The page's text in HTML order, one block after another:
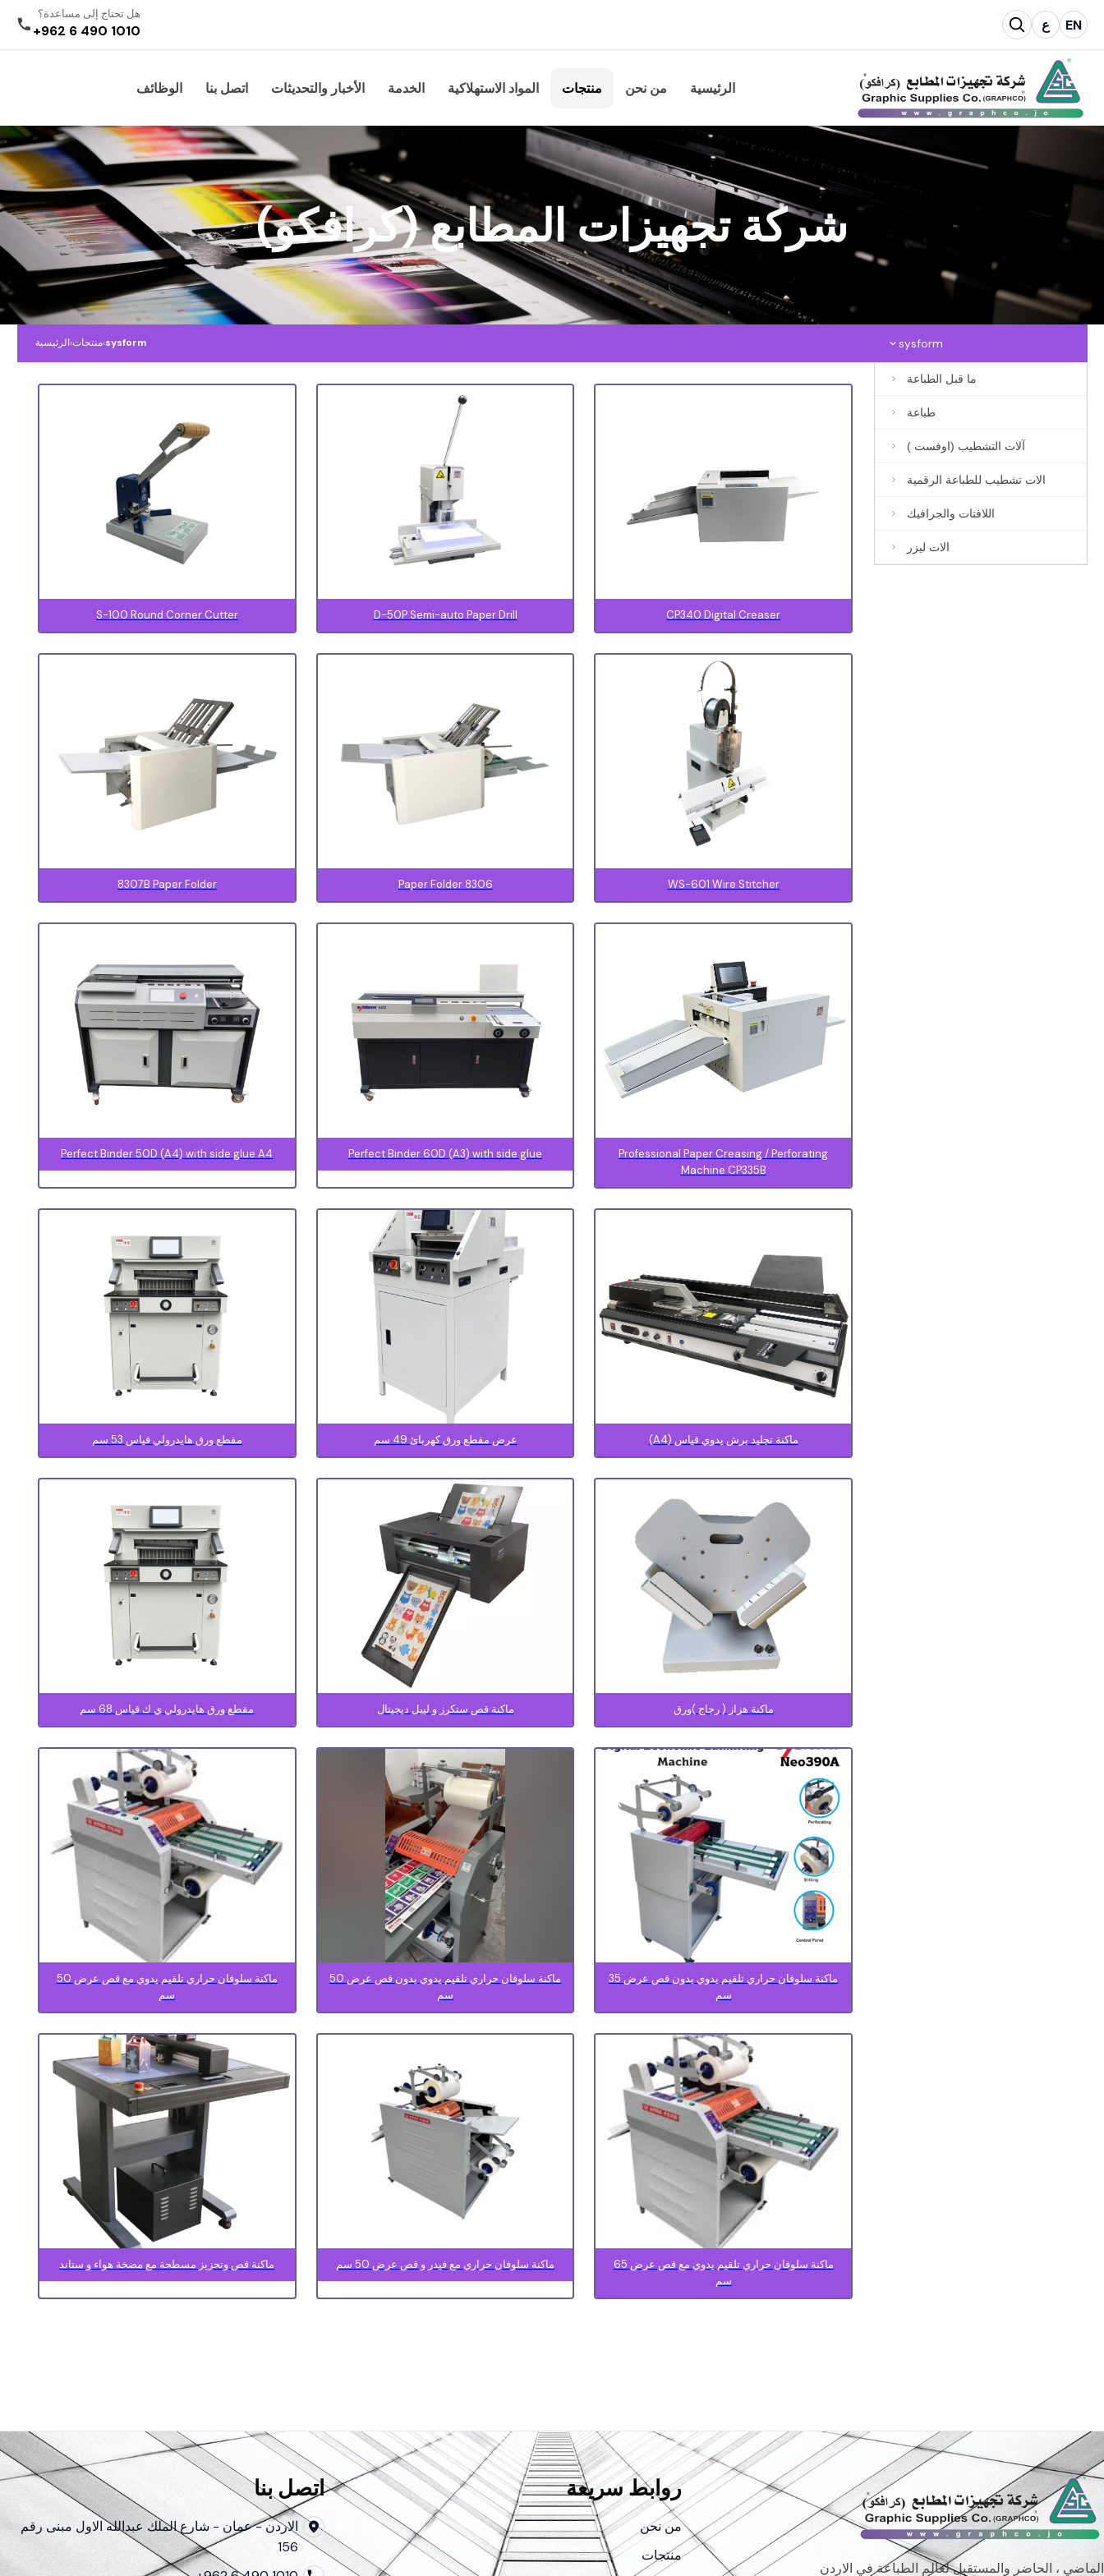
هل تحتاج إلى مساعدة؟
+962 6 490 1010 EN ع
الرئيسية من نحن منتجات المواد الاستهلاكية الخدمة الأخبار والتحديثات اتصل بنا الوظائف
شركة تجهيزات المطابع (كرافكو)
sysform
ما قبل الطباعة
طباعة
آلات التشطيب (اوفست )
الات تشطيب للطباعة الرقمية
اللافتات والجرافيك
الات ليزر
الرئيسية›منتجات›sysform
CP340 Digital Creaser
D-50P Semi-auto Paper Drill
S-100 Round Corner Cutter
WS-601 Wire Stitcher
8306 Paper Folder
8307B Paper Folder
Professional Paper Creasing / Perforating
Machine CP335B
Perfect Binder 60D (A3) with side glue
Perfect Binder 50D (A4) with side glue A4
ماكنة تجليد برش يدوي قياس (A4) عرض مقطع ورق كهربائ 49 سم مقطع ورق هايدرولي قياس 53 سم
ماكنة هزاز ( رجاج )ورق ماكنة قص ستكرز و ليبل ديجيتال مقطع ورق هايدرولي ي ك قياس 68 سم
ماكنة سلوفان حراري تلقيم يدوي بدون قص عرض 35
سم
ماكنة سلوفان حراري تلقيم يدوي بدون قص عرض 50
سم
ماكنة سلوفان حراري تلقيم يدوي مع قص عرض 50
سم
ماكنة سلوفان حراري تلقيم يدوي مع قص عرض 65
سم
ماكنة سلوفان حراري مع فيدر و قص عرض 50 سم ماكنة قص وتحزيز مسطحة مع مضخة هواء و ستاند
الماضي ، الحاضر والمستقبل لعالم الطباعة في الاردن
روابط سريعة
من نحن
منتجات
اتصل بنا
الاردن - عمان - شارع الملك عبدالله الاول مبنى رقم
156